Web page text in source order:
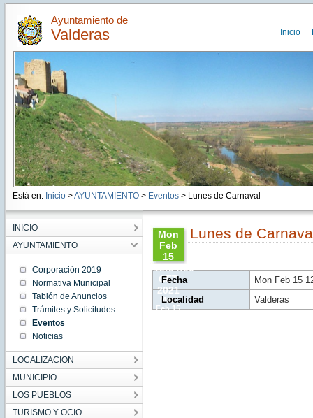
Ayuntamiento de
Valderas Inicio
Está en: Inicio >AYUNTAMIENTO> Eventos> Lunes de Carnaval
INICIO
AYUNTAMIENTO
Corporación 2019
Normativa Municipal
Tablón de Anuncios
Trámites y Solicitudes
Eventos
Noticias
LOCALIZACION
MUNICIPIO
LOS PUEBLOS
TURISMO Y OCIO
Mon
Feb
15
12:54:00
CET
2021
Mon
Feb 15
Lunes de
Fecha
Mon Feb 15
Localidad
Valderas